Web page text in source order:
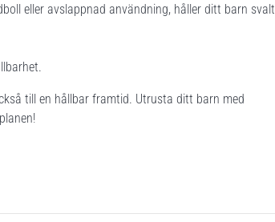
eller avslappnad användning, håller ditt barn svalt
till en hållbar framtid. Utrusta ditt barn med